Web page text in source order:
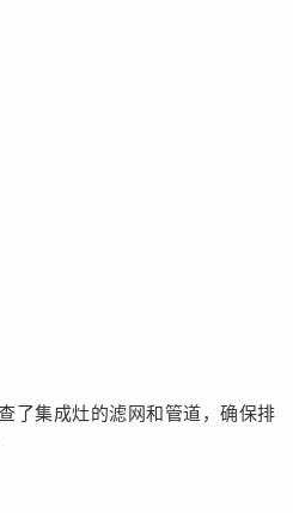
了集成灶的滤网和管道，确保排